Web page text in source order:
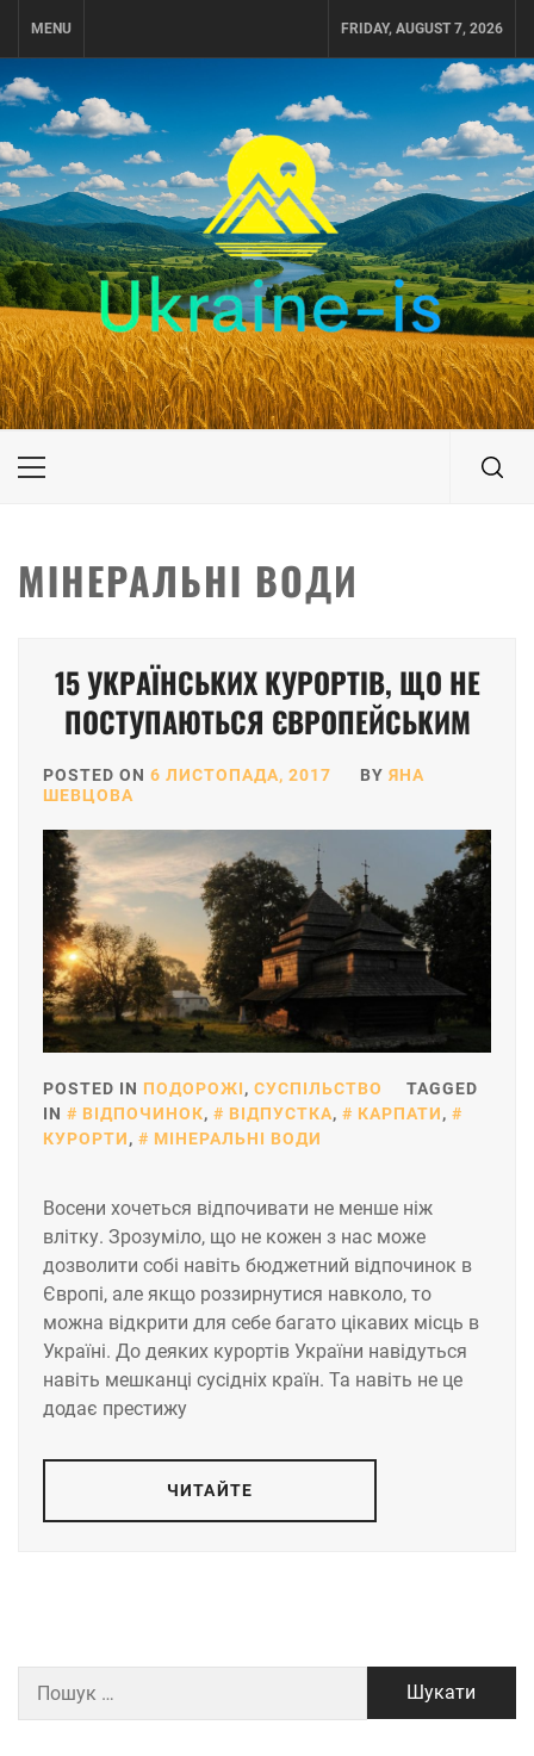
MENU FRIDAY, AUGUST 7, 2026
UKRAINE-IS
ПОДОРОЖI ПО УКРАЇНІ
Primary
МІНЕРАЛЬНІ ВОДИ
15 УКРАЇНСЬКИХ КУРОРТІВ, ЩО НЕ
ПОСТУПАЮТЬСЯ ЄВРОПЕЙСЬКИМ
POSTED ON 6 ЛИСТОПАДА, 2017 BY ЯНА
ШЕВЦОВА
POSTED IN ПОДОРОЖІ, СУСПІЛЬСТВО
TAGGED
IN
ВІДПОЧИНОК, ВІДПУСТКА, КАРПАТИ,
КУРОРТИ, МІНЕРАЛЬНІ ВОДИ
Восени хочеться відпочивати не менше ніж
влітку. Зрозуміло, що не кожен з нас може
дозволити собі навіть бюджетний відпочинок в
Європі, але якщо роззирнутися навколо, то
можна відкрити для себе багато цікавих місць в
Україні. До деяких курортів України навідуться
навіть мешканці сусідніх країн. Та навіть не це
додає престижу
ЧИТАЙТЕ